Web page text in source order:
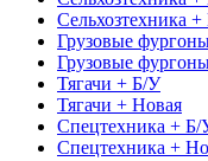
Сельхозтехника
Грузовые
Грузовые
Тягачи + Б/У
Тягачи + Новая
Спецтехника + Б/
Спецтехника +